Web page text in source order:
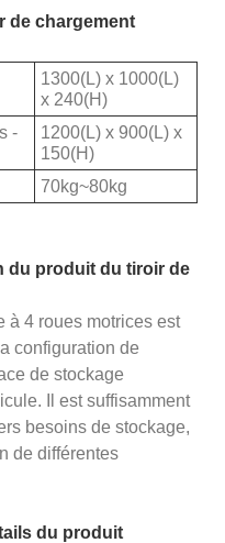
de chargement
1300(L) x 1000(L)
x 240(H)
-
1200(L) x 900(L) x
150(H)
70kg~80kg
du produit du tiroir de
à 4 roues motrices est
configuration de
de stockage
Il est suffisamment
besoins de stockage,
de différentes
du produit